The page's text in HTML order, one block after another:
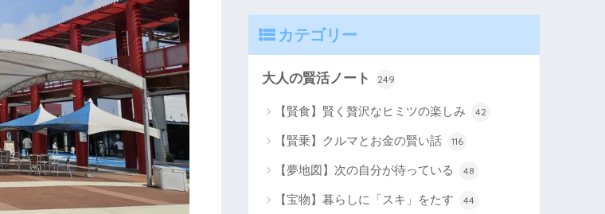
カテゴリー
大人の賢活ノート 249
【賢食】賢く贅沢なヒミツの楽しみ 42
【賢乗】クルマとお金の賢い話 116
【夢地図】次の自分が待っている 48
【宝物】暮らしに「スキ」をたす 44